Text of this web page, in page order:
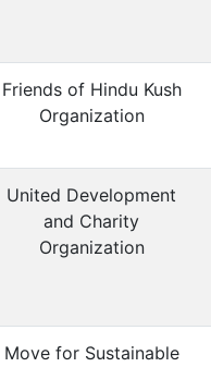
Friends of Hindu Kush
Organization
United Development
and Charity
Organization
Move for Sustainable